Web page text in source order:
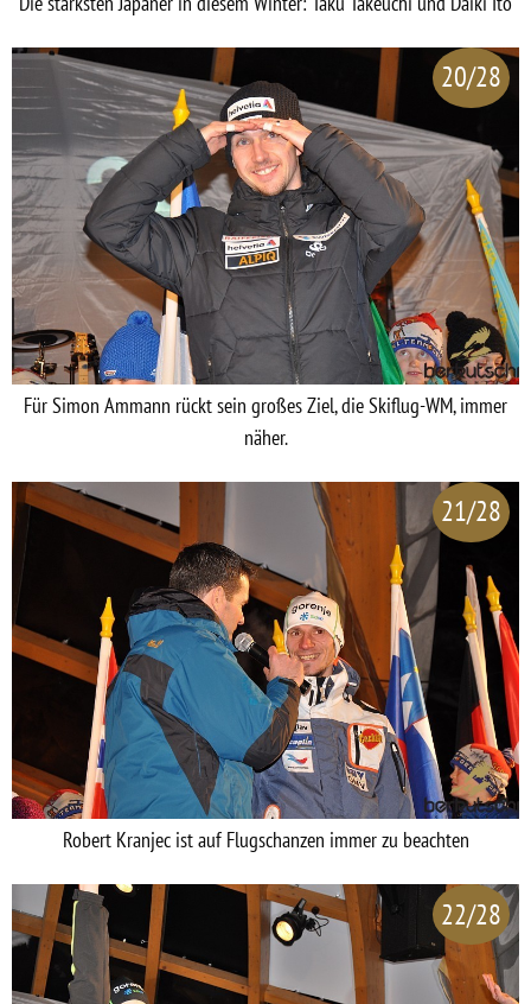
20/28
Für Simon Ammann rückt sein großes Ziel, die Skiflug-WM, immer
näher.
21/28
Robert Kranjec ist auf Flugschanzen immer zu beachten
22/28